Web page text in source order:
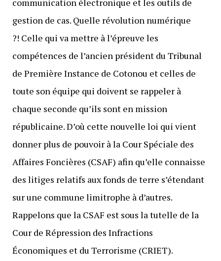
gestion de cas. Quelle révolution numérique
?! Celle qui va mettre à l’épreuve les
compétences de l’ancien président du Tribunal
de Première Instance de Cotonou et celles de
toute son équipe qui doivent se rappeler à
chaque seconde qu’ils sont en mission
républicaine. D’où cette nouvelle loi qui vient
donner plus de pouvoir à la Cour Spéciale des
Affaires Foncières (CSAF) afin qu’elle connaisse
des litiges relatifs aux fonds de terre s’étendant
sur une commune limitrophe à d’autres.
Rappelons que la CSAF est sous la tutelle de la
Cour de Répression des Infractions
Économiques et du Terrorisme (CRIET).